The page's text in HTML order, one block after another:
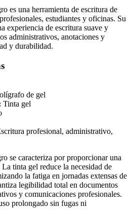
es una herramienta de escritura de
estudiantes y oficinas. Su
experiencia de escritura suave y
administrativos, anotaciones y
y durabilidad.
de gel
Tinta gel
profesional, administrativo,
se caracteriza por proporcionar una
tinta gel reduce la necesidad de
la fatiga en jornadas extensas de
legibilidad total en documentos
y comunicaciones profesionales.
prolongado sin fugas ni